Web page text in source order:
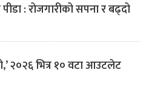
: रोजगारीको सपना र बढ्दो
२०२६ भित्र १० वटा आउटलेट